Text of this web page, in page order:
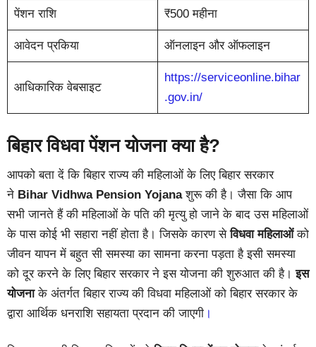
पेंशन राशि ₹500 महीना
आवेदन प्रकिया ऑनलाइन और ऑफलाइन
आधिकारिक वेबसाइट
https://serviceonline.bihar
.gov.in/
बिहार विधवा पेंशन योजना क्या है?
आपको बता दें कि बिहार राज्य की महिलाओं के लिए बिहार सरकार
ने Bihar Vidhwa Pension Yojanaशुरू की है। जैसा कि आप
सभी जानते हैं की महिलाओं के पति की मृत्यु हो जाने के बाद उस महिलाओं
के पास कोई भी सहारा नहीं होता है। जिसके कारण सेविधवा महिलाओंको
जीवन यापन में बहुत सी समस्या का सामना करना पड़ता है इसी समस्या
को दूर करने के लिए बिहार सरकार ने इस योजना की शुरुआत की है।इस
योजनाके अंतर्गत बिहार राज्य की विधवा महिलाओं को बिहार सरकार के
द्वारा आर्थिक धनराशि सहायता प्रदान की जाएगी ।